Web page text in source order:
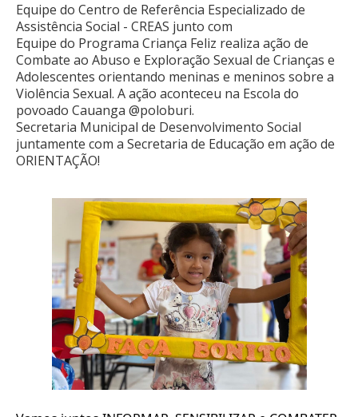
Equipe do Centro de Referência Especializado de
Assistência Social - CREAS junto com
Equipe do Programa Criança Feliz realiza ação de
Combate ao Abuso e Exploração Sexual de Crianças e
Adolescentes orientando meninas e meninos sobre a
Violência Sexual. A ação aconteceu na Escola do
povoado Cauanga @poloburi.
Secretaria Municipal de Desenvolvimento Social
juntamente com a Secretaria de Educação em ação de
ORIENTAÇÃO!